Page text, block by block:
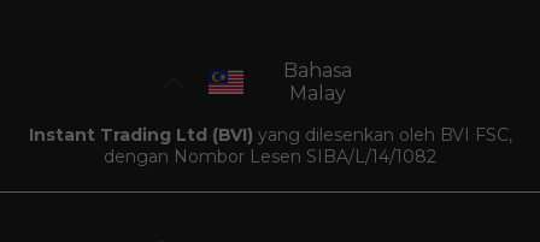
Bahasa
Malay
Instant Trading Ltd (BVI) yang dilesenkan oleh BVI FSC,
dengan Nombor Lesen SIBA/L/14/1082